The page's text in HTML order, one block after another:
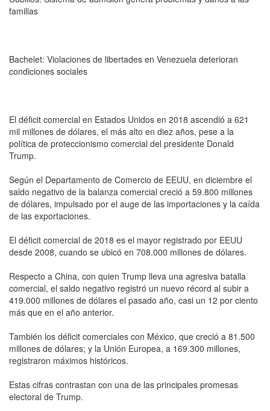
familias
Bachelet: Violaciones de libertades en Venezuela deterioran
condiciones sociales
El déficit comercial en Estados Unidos en 2018 ascendió a 621
mil millones de dólares, el más alto en diez años, pese a la
política de proteccionismo comercial del presidente Donald
Trump.
Según el Departamento de Comercio de EEUU, en diciembre el
saldo negativo de la balanza comercial creció a 59.800 millones
de dólares, impulsado por el auge de las importaciones y la caída
de las exportaciones.
El déficit comercial de 2018 es el mayor registrado por EEUU
desde 2008, cuando se ubicó en 708.000 millones de dólares.
Respecto a China, con quien Trump lleva una agresiva batalla
comercial, el saldo negativo registró un nuevo récord al subir a
419.000 millones de dólares el pasado año, casi un 12 por ciento
más que en el año anterior.
También los déficit comerciales con México, que creció a 81.500
millones de dólares; y la Unión Europea, a 169.300 millones,
registraron máximos históricos.
Estas cifras contrastan con una de las principales promesas
electoral de Trump.